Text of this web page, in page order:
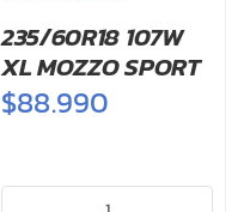
235/60R18 107W
XL MOZZO SPORT
$88.990